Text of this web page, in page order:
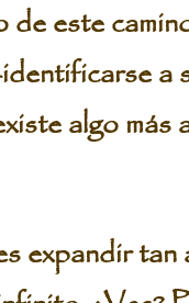
este
a
algo más
expandir tan